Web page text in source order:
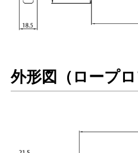
外形図（ロープロ